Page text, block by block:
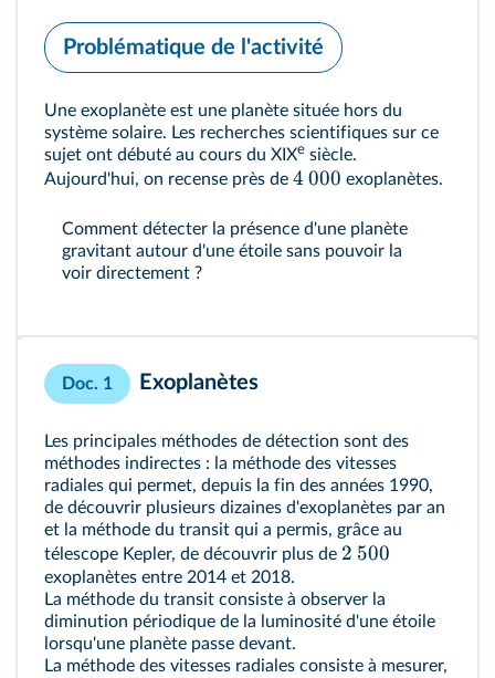
Problématique de l'activité
Une exoplanète est une planète située hors du
système solaire. Les recherches scientifiques sur ce
sujet ont débuté au cours du XIXe siècle.
Aujourd'hui, on recense près de 4 000 exoplanètes.
Comment détecter la présence d'une planète
gravitant autour d'une étoile sans pouvoir la
voir directement ?
Doc. 1 Exoplanètes
Les principales méthodes de détection sont des
méthodes indirectes : la méthode des vitesses
radiales qui permet, depuis la fin des années 1990,
de découvrir plusieurs dizaines d'exoplanètes par an
et la méthode du transit qui a permis, grâce au
télescope Kepler, de découvrir plus de 2 500
exoplanètes entre 2014 et 2018.
La méthode du transit consiste à observer la
diminution périodique de la luminosité d'une étoile
lorsqu'une planète passe devant.
La méthode des vitesses radiales consiste à mesurer,